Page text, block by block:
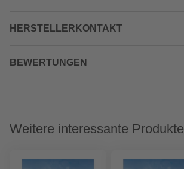
HERSTELLERKONTAKT
BEWERTUNGEN
Weitere interessante Produkte